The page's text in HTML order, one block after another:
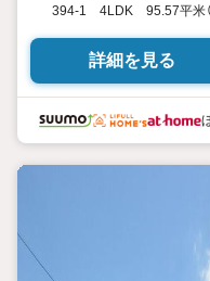
394-1 4LDK 95.57平米
詳細を見る